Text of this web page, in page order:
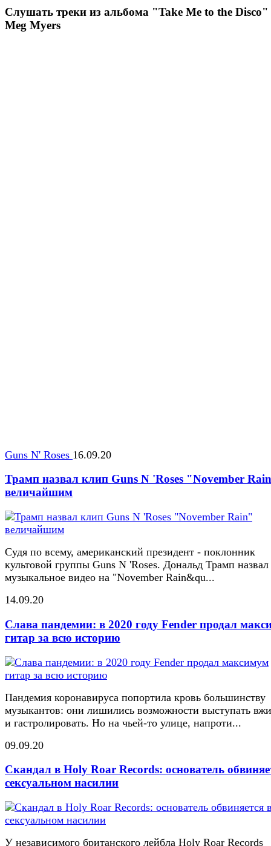
Слушать треки из альбома "Take Me to the Disco"
Meg Myers
Guns N' Roses 16.09.20
Трамп назвал клип Guns N 'Roses "November
величайшим
Судя по всему, американский президент - поклонник
культовой группы Guns N 'Roses. Дональд Трамп назвал
музыкальное видео на "November Rain&qu...
14.09.20
Слава пандемии: в 2020 году Fender продал
гитар за всю историю
Пандемия коронавируса попортила кровь большинству
музыкантов: они лишились возможности выступать
и гастролировать. Но на чьей-то улице, напроти...
09.09.20
Скандал в Holy Roar Records: основатель
сексуальном насилии
У независимого британского лейбла Holy Roar Records